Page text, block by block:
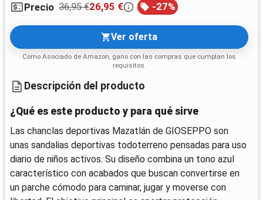
Precio 36,95 €26,95 € -27%
Ver oferta
Como Asociado de Amazon, gano con las compras que cumplan los
requisitos.
Descripción del producto
¿Qué es este producto y para qué sirve
Las chanclas deportivas Mazatlán de GIOSEPPO son
unas sandalias deportivas todoterreno pensadas para uso
diario de niños activos. Su diseño combina un tono azul
característico con acabados que buscan convertirse en
un parche cómodo para caminar, jugar y moverse con